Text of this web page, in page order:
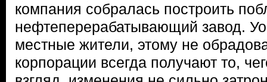
компания собралась построить
нефтеперерабатывающий завод.
местные жители, этому не
корпорации всегда получают то,